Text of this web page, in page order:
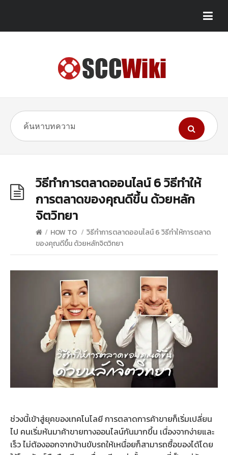
วิธีทำการตลาดออนไลน์ 6 วิธีทำให้
การตลาดของคุณดีขึ้น ด้วยหลัก
จิตวิทยา
/ HOW TO / วิธีทำการตลาดออนไลน์ 6 วิธีทำให้การตลาด
ของคุณดีขึ้น ด้วยหลักจิตวิทยา
ช่วงนี้เข้าสู่ยุคของเทคโนโลยี การตลาดการค้าขายก็เริ่มเปลี่ยน
ไป คนเริ่มหันมาค้าขายทางออนไลน์กันมากขึ้น เนื่องจากง่ายและ
เร็ว ไม่ต้องออกจากบ้านขับรถให้เหนื่อยก็สามารถซื้อของได้โดย